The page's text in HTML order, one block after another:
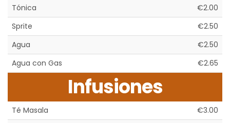
Tónica
€2.00
Sprite
€2.50
Agua
€2.50
Agua con Gas
€2.65
Infusiones
Té Masala
€3.00